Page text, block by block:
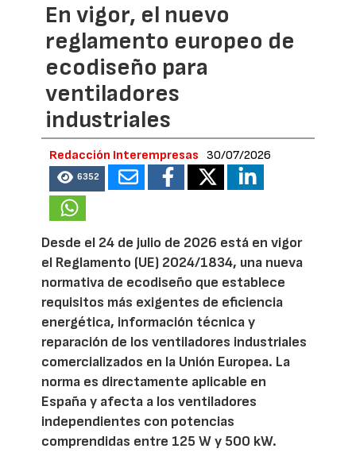
En vigor, el nuevo
reglamento europeo de
ecodiseño para
ventiladores
industriales
Redacción Interempresas 30/07/2026
6352
Desde el 24 de julio de 2026 está en vigor
el Reglamento (UE) 2024/1834, una nueva
normativa de ecodiseño que establece
requisitos más exigentes de eficiencia
energética, información técnica y
reparación de los ventiladores industriales
comercializados en la Unión Europea. La
norma es directamente aplicable en
España y afecta a los ventiladores
independientes con potencias
comprendidas entre 125 W y 500 kW.